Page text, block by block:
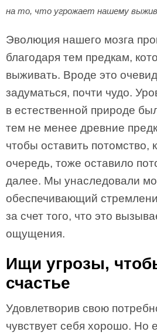
на то, что угрожает нашему
Эволюция нашего мозга
благодаря тем предкам,
выживать. Вроде это
задуматься, почти чудо.
в естественной природе
тем не менее древние
чтобы оставить потомство,
очередь, тоже оставило
далее. Мы унаследовали
обеспечивающий
за счет того, что это
ощущения.
Ищи угрозы,
счастье
Удовлетворив свою
чувствует себя хорошо. Но